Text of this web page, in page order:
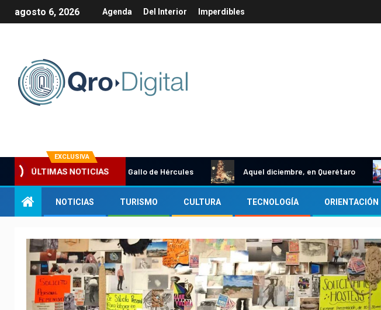
agosto 6, 2026 Agenda Del Interior Imperdibles
EXCLUSIVA
ÚLTIMAS NOTICIAS
Tradicional Gallo de Hércules Aquel diciembre, en Querétaro
NOTICIAS TURISMO CULTURA TECNOLOGÍA ORIENTACIÓN